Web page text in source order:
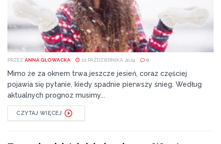
PRZEZ ANNA GŁOWACKA 22 PAŹDZIERNIKA 2024 0
Mimo że za oknem trwa jeszcze jesień, coraz częściej
pojawia się pytanie, kiedy spadnie pierwszy śnieg. Według
aktualnych prognoz musimy...
CZYTAJ WIĘCEJ